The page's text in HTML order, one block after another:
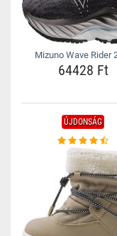
Mizuno Wave Rider
64428 Ft
ÚJDONSÁG